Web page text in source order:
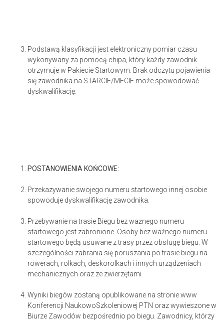
Podstawą klasyfikacji jest elektroniczny pomiar czasu
wykonywany za pomocą chipa, który każdy zawodnik
otrzymuje w Pakiecie Startowym. Brak odczytu pojawienia
się zawodnika na STARCIE/MECIE może spowodować
dyskwalifikację.
POSTANOWIENIA KOŃCOWE:
Przekazywanie swojego numeru startowego innej osobie
spowoduje dyskwalifikację zawodnika.
Przebywanie na trasie Biegu bez ważnego numeru
startowego jest zabronione. Osoby bez ważnego numeru
startowego będą usuwane z trasy przez obsługę biegu. W
szczególności zabrania się poruszania po trasie biegu na
rowerach, rolkach, deskorolkach i innych urządzeniach
mechanicznych oraz ze zwierzętami.
Wyniki biegów zostaną opublikowane na stronie www
Konferencji Naukowo­Szkoleniowej PTN oraz wywieszone w
Biurze Zawodów bezpośrednio po biegu. Zawodnicy, którzy